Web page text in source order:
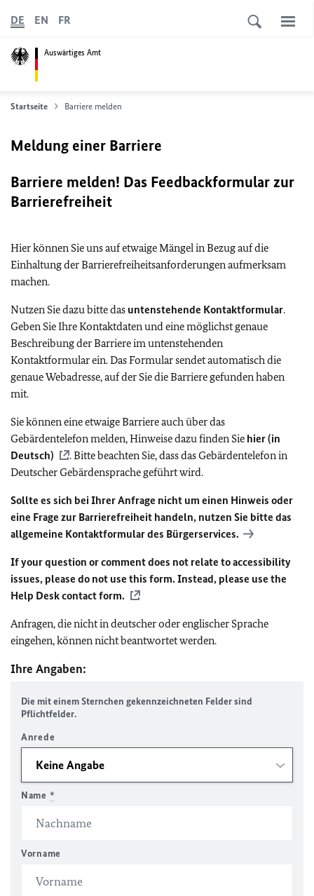
Auswärtiges Amt
DE EN FR
Startseite Barriere melden
Meldung einer Barriere
Barriere melden! Das Feedbackformular zur
Barrierefreiheit
Hier können Sie uns auf etwaige Mängel in Bezug auf die
Einhaltung der Barrierefreiheitsanforderungen aufmerksam
machen.
Nutzen Sie dazu bitte das untenstehende Kontaktformular.
Geben Sie Ihre Kontaktdaten und eine möglichst genaue
Beschreibung der Barriere im untenstehenden
Kontaktformular ein. Das Formular sendet automatisch die
genaue Webadresse, auf der Sie die Barriere gefunden haben
mit.
Sie können eine etwaige Barriere auch über das
Gebärdentelefon melden, Hinweise dazu finden Sie hier (in
Deutsch)
. Bitte beachten Sie, dass das Gebärdentelefon in
Deutscher Gebärdensprache geführt wird.
Sollte es sich bei Ihrer Anfrage nicht um einen Hinweis oder
eine Frage zur Barrierefreiheit handeln, nutzen Sie bitte das
allgemeine Kontaktformular des Bürgerservices.
If your question or comment does not relate to accessibility
issues, please do not use this form. Instead, please use the
Help Desk contact form.
Anfragen, die nicht in deutscher oder englischer Sprache
eingehen, können nicht beantwortet werden.
Ihre Angaben:
Die mit einem Sternchen gekennzeichneten Felder sind
Pflichtfelder.
Anrede
Name *
Vorname